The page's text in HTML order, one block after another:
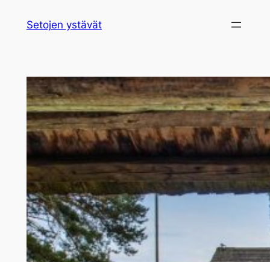
sisältöön
Setojen ystävät